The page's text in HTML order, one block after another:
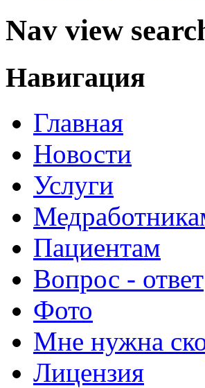
Nav view
Навигация
Главная
Новости
Услуги
Пациентам
Вопрос - ответ
Фото
Мне нужна
Лицензия